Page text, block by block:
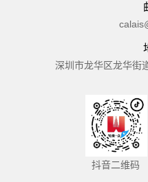
深圳市龙华区龙华街
抖音二维码